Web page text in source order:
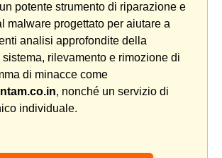
potente strumento di riparazione e
malware progettato per aiutare a
analisi approfondite della
rilevamento e rimozione di
di minacce come
, nonché un servizio di
individuale.